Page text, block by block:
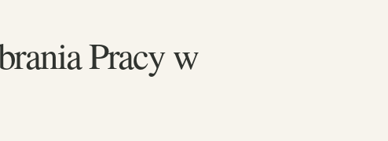
Pracy w